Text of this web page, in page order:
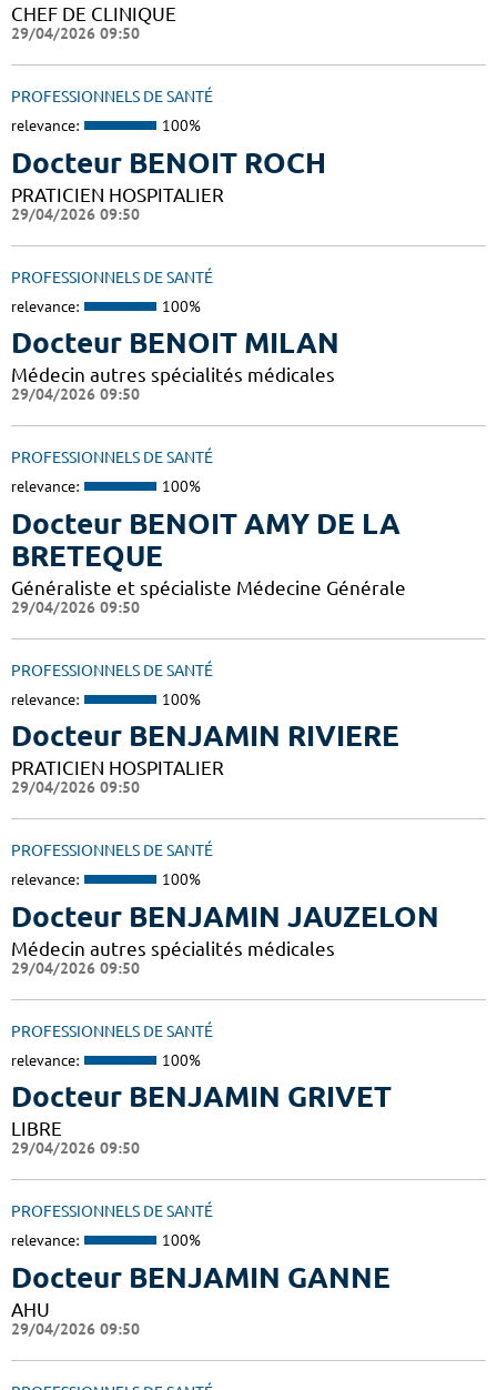
CHEF DE CLINIQUE
29/04/2026 09:50
PROFESSIONNELS DE SANTÉ
relevance: 100%
Docteur BENOIT ROCH
PRATICIEN HOSPITALIER
29/04/2026 09:50
PROFESSIONNELS DE SANTÉ
relevance: 100%
Docteur BENOIT MILAN
Médecin autres spécialités médicales
29/04/2026 09:50
PROFESSIONNELS DE SANTÉ
relevance: 100%
Docteur BENOIT AMY DE LA
BRETEQUE
Généraliste et spécialiste Médecine Générale
29/04/2026 09:50
PROFESSIONNELS DE SANTÉ
relevance: 100%
Docteur BENJAMIN RIVIERE
PRATICIEN HOSPITALIER
29/04/2026 09:50
PROFESSIONNELS DE SANTÉ
relevance: 100%
Docteur BENJAMIN JAUZELON
Médecin autres spécialités médicales
29/04/2026 09:50
PROFESSIONNELS DE SANTÉ
relevance: 100%
Docteur BENJAMIN GRIVET
LIBRE
29/04/2026 09:50
PROFESSIONNELS DE SANTÉ
relevance: 100%
Docteur BENJAMIN GANNE
AHU
29/04/2026 09:50